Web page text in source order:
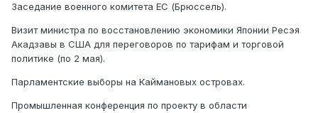
Заседание военного комитета ЕС (Брюссель).
Визит министра по восстановлению экономики Японии Ресэя
Акадзавы в США для переговоров по тарифам и торговой
политике (по 2 мая).
Парламентские выборы на Каймановых островах.
Промышленная конференция по проекту в области